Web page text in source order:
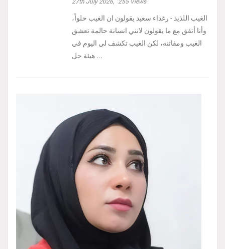
الغيب اللذيذ - رغداء سعيد يقولون ان الغيب حلواً،
وأنا أتفق مع ما يقولون لانني انسانة حالمة تعشق
الغيب ومفاتنه، لكن الغيب تكشف لي اليوم في
هيئة حل ...